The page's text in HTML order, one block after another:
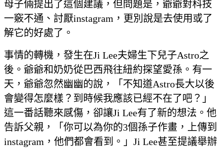
母子倆提出了這個建議，但問題是，爺爺對科技
一竅不通、討厭instagram，更別說是去使用或了
解它的好處了。
事情的轉機，發生在Ji Lee夫婦生下兒子Astro之
後。爺爺和奶奶從巴西飛往紐約探望愛孫。有一
天，爺爺忽然幽幽的說，「不知道Astro長大以後
會變得怎麼樣？到時候我應該已經不在了吧？」
這一番話聽來感傷，卻讓Ji Lee有了新的想法。他
告訴父親，「你可以為你的3個孫子作畫，上傳到
instagram，他們都會看到。」Ji Lee甚至提議舉辦